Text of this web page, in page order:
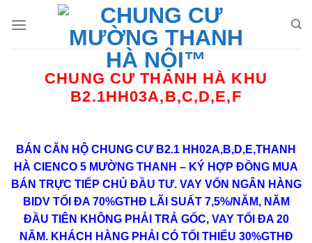
qua
CHUNG CƯ THANH HÀ KHU
B2.1HH03A,B,C,D,E,F
BÁN CĂN HỘ CHUNG CƯ B2.1 HH02A,B,D,E,THANH
HÀ CIENCO 5 MƯỜNG THANH – KÝ HỢP ĐỒNG MUA
BÁN TRỰC TIẾP CHỦ ĐẦU TƯ. VAY VỐN NGÂN HÀNG
BIDV TỐI ĐA 70%GTHĐ LÃI SUẤT 7,5%/NĂM, NĂM
ĐẦU TIÊN KHÔNG PHẢI TRẢ GỐC, VAY TỐI ĐA 20
NĂM. KHÁCH HÀNG PHẢI CÓ TỐI THIỂU 30%GTHĐ